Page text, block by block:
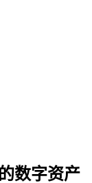
数字资产